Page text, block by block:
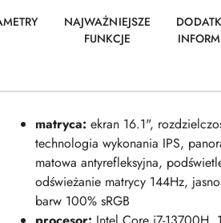
NAJWAŻNIEJSZE
FUNKCJE
matryca: ekran 16.1",
technologia wykonania IPS,
matowa antyrefleksyjna,
odświeżanie matrycy 144Hz,
barw 100% sRGB